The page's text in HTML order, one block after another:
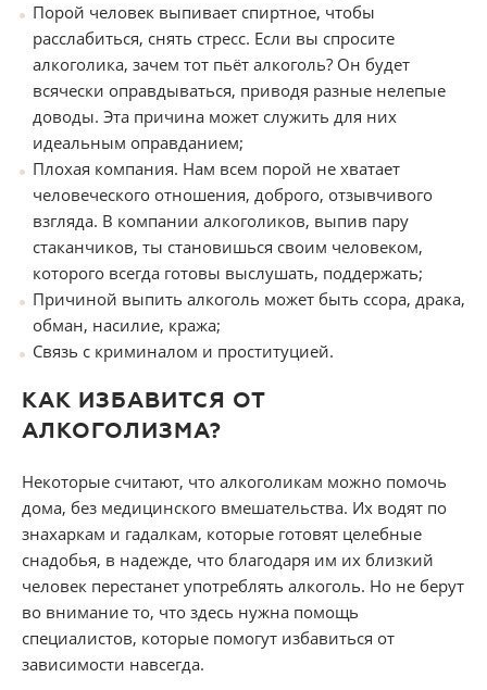
Порой человек выпивает спиртное, чтобы
расслабиться, снять стресс. Если вы спросите
алкоголика, зачем тот пьёт алкоголь? Он будет
всячески оправдываться, приводя разные нелепые
доводы. Эта причина может служить для них
идеальным оправданием;
Плохая компания. Нам всем порой не хватает
человеческого отношения, доброго, отзывчивого
взгляда. В компании алкоголиков, выпив пару
стаканчиков, ты становишься своим человеком,
которого всегда готовы выслушать, поддержать;
Причиной выпить алкоголь может быть ссора, драка,
обман, насилие, кража;
Связь с криминалом и проституцией.
КАК ИЗБАВИТСЯ ОТ
АЛКОГОЛИЗМА?
Некоторые считают, что алкоголикам можно помочь
дома, без медицинского вмешательства. Их водят по
знахаркам и гадалкам, которые готовят целебные
снадобья, в надежде, что благодаря им их близкий
человек перестанет употреблять алкоголь. Но не берут
во внимание то, что здесь нужна помощь
специалистов, которые помогут избавиться от
зависимости навсегда.